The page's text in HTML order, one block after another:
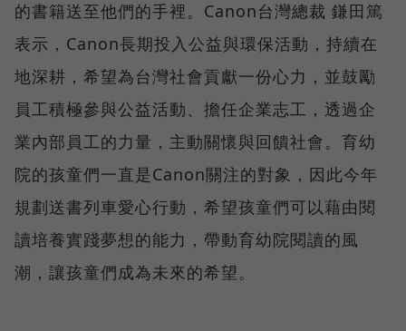
的書籍送至他們的手裡。Canon台灣總裁 鎌田篤
表示，Canon長期投入公益與環保活動，持續在
地深耕，希望為台灣社會貢獻一份心力，並鼓勵
員工積極參與公益活動、擔任企業志工，透過企
業內部員工的力量，主動關懷與回饋社會。育幼
院的孩童們一直是Canon關注的對象，因此今年
規劃送書列車愛心行動，希望孩童們可以藉由閱
讀培養實踐夢想的能力，帶動育幼院閱讀的風
潮，讓孩童們成為未來的希望。